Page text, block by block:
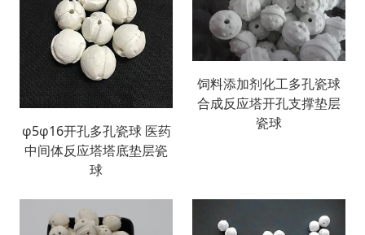
φ5φ16开孔多孔瓷球 医药
中间体反应塔塔底垫层瓷
球
饲料添加剂化工多孔瓷球
合成反应塔开孔支撑垫层
瓷球